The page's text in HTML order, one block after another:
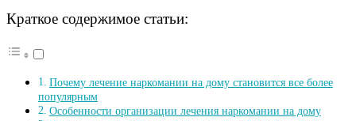
Краткое содержимое статьи:
Почему лечение наркомании на дому становится все более
популярным
Особенности организации лечения наркомании на дому